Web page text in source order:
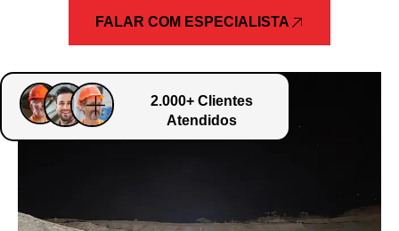
FALAR COM ESPECIALISTA
2.000+ Clientes
Atendidos